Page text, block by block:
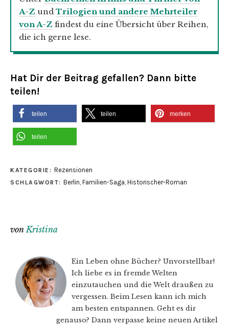
A-Z und Trilogien und andere Mehrteiler
von A-Z findest du eine Übersicht über Reihen,
die ich gerne lese.
Hat Dir der Beitrag gefallen? Dann bitte
teilen!
teilen teilen merken
teilen
KATEGORIE: Rezensionen
SCHLAGWORT: Berlin, Familien-Saga, Historischer-Roman
vonKristina
Ein Leben ohne Bücher? Unvorstellbar!
Ich liebe es in fremde Welten
einzutauchen und die Welt draußen zu
vergessen. Beim Lesen kann ich mich
am besten entspannen. Geht es dir
genauso? Dann verpasse keine neuen Artikel